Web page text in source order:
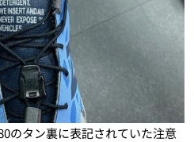
のタン裏に表記されていた注意